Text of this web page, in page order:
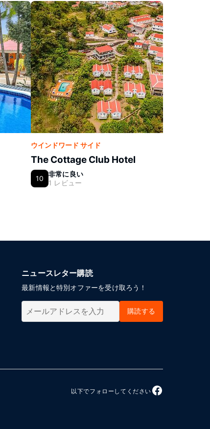
ウインドワード サイド
The Cottage Club Hotel
10
非常に良い
1 レビュー
ニュースレター購読
最新情報と特別オファーを受け取ろう！
購読する
以下でフォローしてください